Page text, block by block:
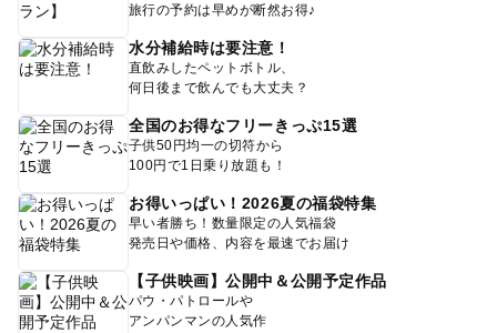
旅行の予約は早めが断然お得♪
水分補給時は要注意！
直飲みしたペットボトル、
何日後まで飲んでも大丈夫？
全国のお得なフリーきっぷ15選
子供50円均一の切符から
100円で1日乗り放題も！
お得いっぱい！2026夏の福袋特集
早い者勝ち！数量限定の人気福袋
発売日や価格、内容を最速でお届け
【子供映画】公開中＆公開予定作品
パウ・パトロールや
アンパンマンの人気作